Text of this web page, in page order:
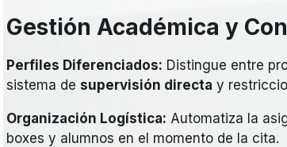
Gestión Académica y
Perfiles Diferenciados: Distingue entre
sistema de supervisión directa y
Organización Logística: Automatiza la
boxes y alumnos en el momento de la cita.